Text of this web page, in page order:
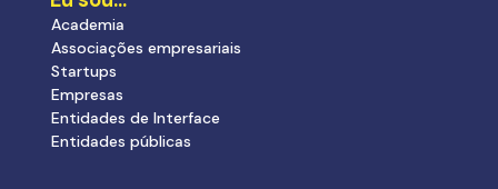
Academia
Associações empresariais
Startups
Empresas
Entidades de Interface
Entidades públicas